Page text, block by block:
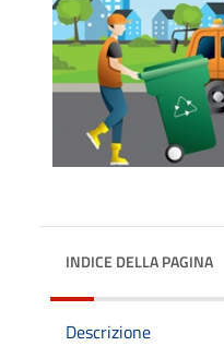
INDICE DELLA PAGINA
Descrizione